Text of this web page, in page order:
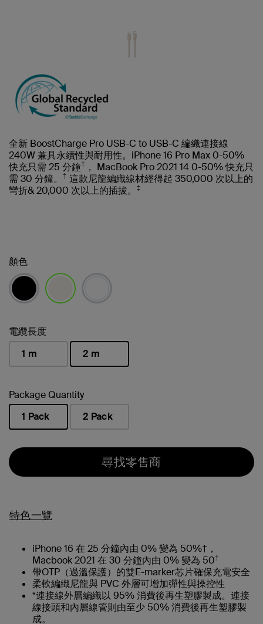
全新 BoostCharge Pro USB-C to USB-C 編織連接線
240W 兼具永續性與耐用性。iPhone 16 Pro Max 0-50%
快充只需 25 分鐘† ， MacBook Pro 2021 14 0-50% 快充只
需 30 分鐘。
† 這款尼龍編織線材經得起 350,000 次以上的
彎折& 20,000 次以上的插拔。
‡
顏色
電纜長度
1 m
2 m
Package Quantity
1 Pack
2 Pack
尋找零售商
特色一覽
iPhone 16 在 25 分鐘內由 0% 變為 50%†，
Macbook 2021 在 30 分鐘內由 0% 變為 50†
帶OTP（過溫保護）的雙E-marker芯片確保充電安全
柔軟編織尼龍與 PVC 外層可增加彈性與操控性
*連接線外層編織以 95% 消費後再生塑膠製成。連接
線接頭和內層線管則由至少 50% 消費後再生塑膠製
成。